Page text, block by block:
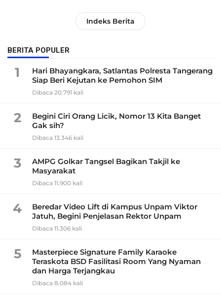
Indeks Berita
BERITA POPULER
1
Hari Bhayangkara, Satlantas Polresta Tangerang
Siap Beri Kejutan ke Pemohon SIM
Dibaca 20.791 kali
2
Begini Ciri Orang Licik, Nomor 13 Kita Banget
Gak sih?
Dibaca 13.346 kali
3
AMPG Golkar Tangsel Bagikan Takjil ke
Masyarakat
Dibaca 11.900 kali
4
Beredar Video Lift di Kampus Unpam Viktor
Jatuh, Begini Penjelasan Rektor Unpam
Dibaca 11.306 kali
5
Masterpiece Signature Family Karaoke
Teraskota BSD Fasilitasi Room Yang Nyaman
dan Harga Terjangkau
Dibaca 8.084 kali